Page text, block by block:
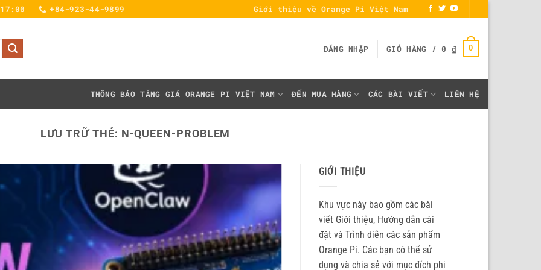
+84-923-44-9899 Giới thiệu về Orange Pi Việt Nam
ĐĂNG NHẬP GIỎ HÀNG / 0 ₫ 0
THÔNG BÁO TĂNG GIÁ ORANGE PI VIỆT NAM ĐẾN MUA HÀNG CÁC BÀI VIẾT LIÊN HỆ
LƯU TRỮ THẺ: N-QUEEN-PROBLEM
GIỚI THIỆU
Khu vực này bao gồm các bài
viết Giới thiệu, Hướng dẫn cài
đặt và Trình diễn các sản phẩm
Orange Pi. Các bạn có thể sử
dụng và chia sẻ với mục đích phi